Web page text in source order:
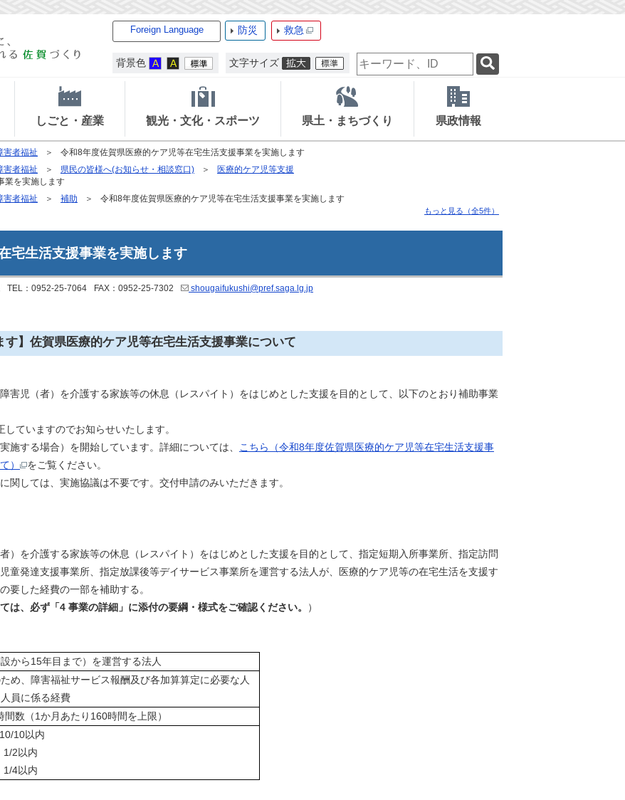
Foreign Language 防災 救急
背景色 文字サイズ
検
索
ー
ー
ド
しごと・産業 観光・文化・スポーツ 県土・まちづくり 県政情報
害者福祉
令和8年度佐賀県医療的ケア児等在宅生活支援事業を実施します
害者福祉 県民の皆様へ(お知らせ・相談窓口)
医療的ケア児等支援
業を実施します
害者福祉 補助 令和8年度佐賀県医療的ケア児等在宅生活支援事業を実施します
もっと見る（全5件）
宅生活支援事業を実施します
TEL：0952-25-7064 FAX：0952-25-7302 shougaifukushi@pref.saga.lg.jp
す】佐賀県医療的ケア児等在宅生活支援事業について
害児（者）を介護する家族等の休息（レスパイト）をはじめとした支援を目的として、以下のとおり補助事業
ていますのでお知らせいたします。
施する場合）を開始しています。詳細については、
こちら（令和8年度佐賀県医療的ケア児等在宅生活支援事
）
をご覧ください。
しては、実施協議は不要です。交付申請のみいただきます。
を介護する家族等の休息（レスパイト）をはじめとした支援を目的として、指定短期入所事業所、指定訪問
童発達支援事業所、指定放課後等デイサービス事業所を運営する法人が、医療的ケア児等の在宅生活を支援す
要した経費の一部を補助する。
は、必ず「4 事業の詳細」に添付の要綱・様式をご確認ください。 ）
から15年目まで）を運営する法人
め、障害福祉サービス報酬及び各加算算定に必要な人
員に係る経費
数（1か月あたり160時間を上限）
10以内
2以内
1/4以内